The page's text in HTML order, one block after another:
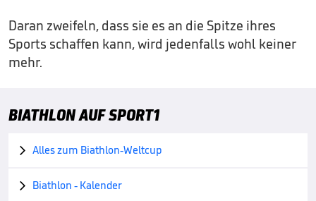
Daran zweifeln, dass sie es an die Spitze ihres
Sports schaffen kann, wird jedenfalls wohl keiner
mehr.
BIATHLON AUF SPORT1
 Alles zum Biathlon-Weltcup
 Biathlon - Kalender